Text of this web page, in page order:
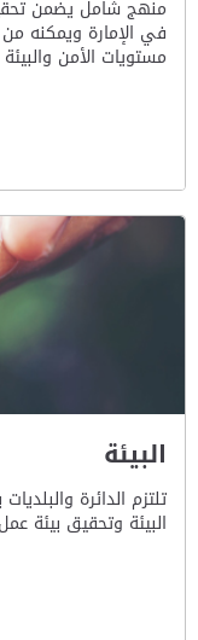
منهج شامل يضمن
في الإمارة ويمكنه من
مستويات الأمن
البيئة
تلتزم الدائرة
البيئة وتحقيق بيئة